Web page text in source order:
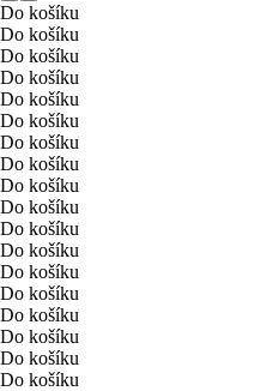
Do košíku
Do košíku
Do košíku
Do košíku
Do košíku
Do košíku
Do košíku
Do košíku
Do košíku
Do košíku
Do košíku
Do košíku
Do košíku
Do košíku
Do košíku
Do košíku
Do košíku
Do košíku